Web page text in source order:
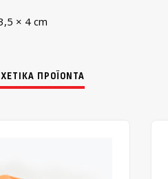
× 4 cm
ΠΡΟΪΌΝΤΑ